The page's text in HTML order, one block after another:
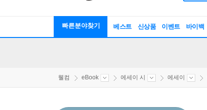
빠른분야찾기 베스트 신상품 이벤트 바이백
웰컴 eBook 에세이 시 에세이